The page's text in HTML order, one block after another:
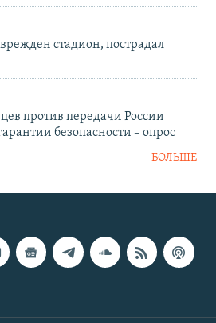
стадион, пострадал
против передачи России
безопасности – опрос
БОЛЬШЕ